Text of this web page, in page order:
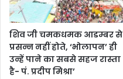
शिव जी चमकधमक आडम्बर से
प्रसन्न नहीं होते, ‘भोलापन’ ही
उन्हें पाने का सबसे सहज रास्ता
है- पं. प्रदीप मिश्रा’